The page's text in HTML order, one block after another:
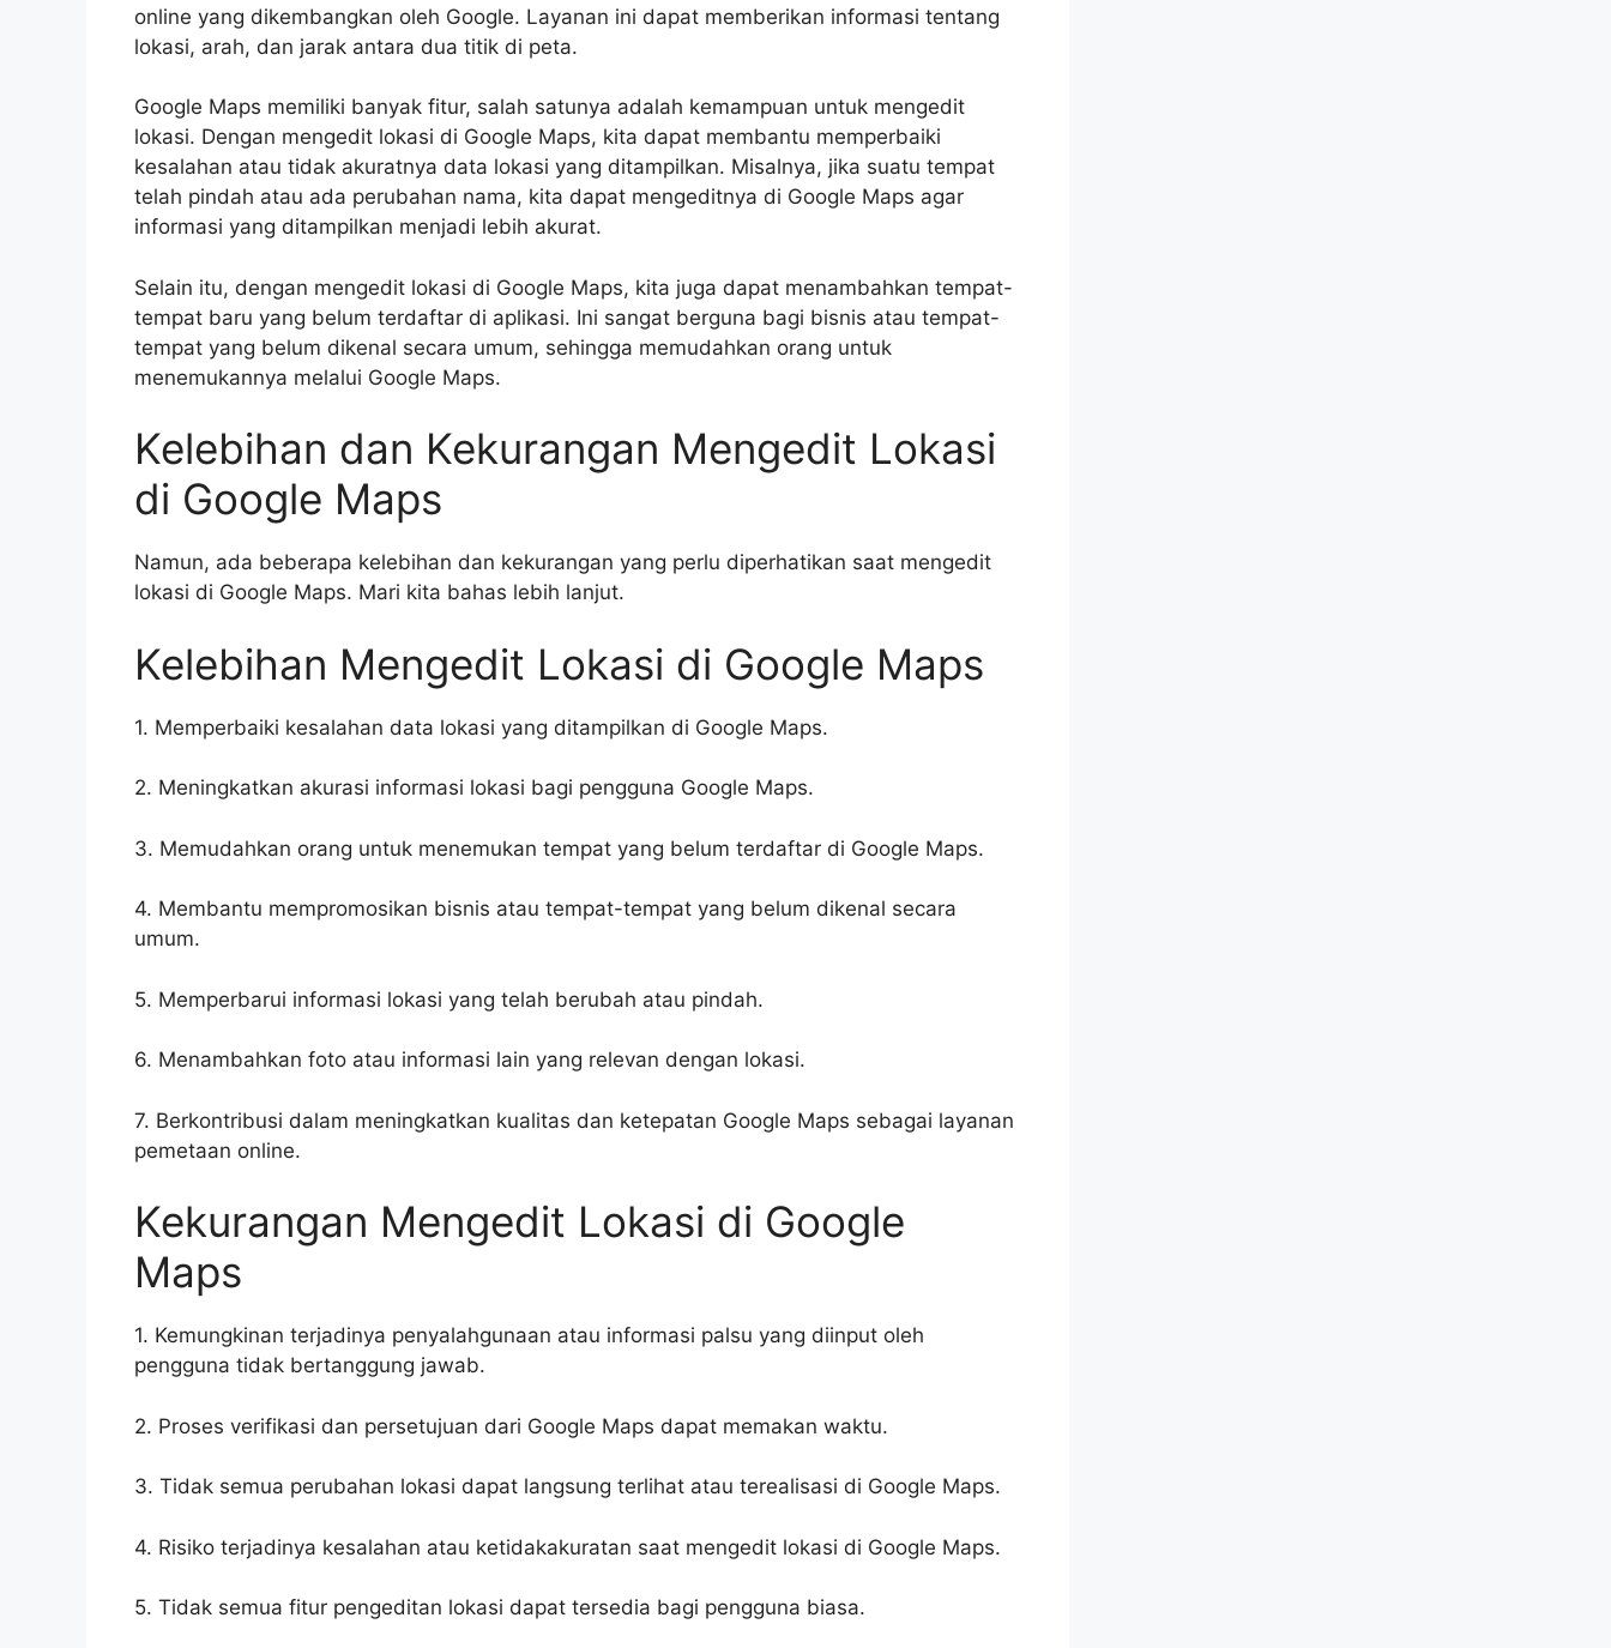
online yang dikembangkan oleh Google. Layanan ini dapat memberikan informasi tentang
lokasi, arah, dan jarak antara dua titik di peta.
Google Maps memiliki banyak fitur, salah satunya adalah kemampuan untuk mengedit
lokasi. Dengan mengedit lokasi di Google Maps, kita dapat membantu memperbaiki
kesalahan atau tidak akuratnya data lokasi yang ditampilkan. Misalnya, jika suatu tempat
telah pindah atau ada perubahan nama, kita dapat mengeditnya di Google Maps agar
informasi yang ditampilkan menjadi lebih akurat.
Selain itu, dengan mengedit lokasi di Google Maps, kita juga dapat menambahkan tempat-
tempat baru yang belum terdaftar di aplikasi. Ini sangat berguna bagi bisnis atau tempat-
tempat yang belum dikenal secara umum, sehingga memudahkan orang untuk
menemukannya melalui Google Maps.
Kelebihan dan Kekurangan Mengedit Lokasi
di Google Maps
Namun, ada beberapa kelebihan dan kekurangan yang perlu diperhatikan saat mengedit
lokasi di Google Maps. Mari kita bahas lebih lanjut.
Kelebihan Mengedit Lokasi di Google Maps
1. Memperbaiki kesalahan data lokasi yang ditampilkan di Google Maps.
2. Meningkatkan akurasi informasi lokasi bagi pengguna Google Maps.
3. Memudahkan orang untuk menemukan tempat yang belum terdaftar di Google Maps.
4. Membantu mempromosikan bisnis atau tempat-tempat yang belum dikenal secara
umum.
5. Memperbarui informasi lokasi yang telah berubah atau pindah.
6. Menambahkan foto atau informasi lain yang relevan dengan lokasi.
7. Berkontribusi dalam meningkatkan kualitas dan ketepatan Google Maps sebagai layanan
pemetaan online.
Kekurangan Mengedit Lokasi di Google
Maps
1. Kemungkinan terjadinya penyalahgunaan atau informasi palsu yang diinput oleh
pengguna tidak bertanggung jawab.
2. Proses verifikasi dan persetujuan dari Google Maps dapat memakan waktu.
3. Tidak semua perubahan lokasi dapat langsung terlihat atau terealisasi di Google Maps.
4. Risiko terjadinya kesalahan atau ketidakakuratan saat mengedit lokasi di Google Maps.
5. Tidak semua fitur pengeditan lokasi dapat tersedia bagi pengguna biasa.